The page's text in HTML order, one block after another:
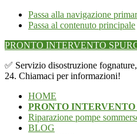
Passa alla navigazione
Passa al contenuto principale
PRONTO INTERVENTO
✅ Servizio disostruzione
24. Chiamaci per informazioni!
HOME
PRONTO
Riparazione pompe
BLOG